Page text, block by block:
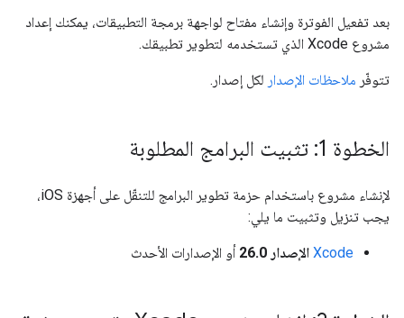
بعد تفعيل الفوترة وإنشاء مفتاح لواجهة برمجة التطبيقات، يمكنك إعداد
مشروع Xcode الذي تستخدمه لتطوير تطبيقك.
تتوفّر ملاحظات الإصدار لكل إصدار.
الخطوة 1: تثبيت البرامج المطلوبة
لإنشاء مشروع باستخدام حزمة تطوير البرامج للتنقّل على أجهزة iOS،
يجب تنزيل وتثبيت ما يلي:
‫Xcode الإصدار 26.0 أو الإصدارات الأحدث